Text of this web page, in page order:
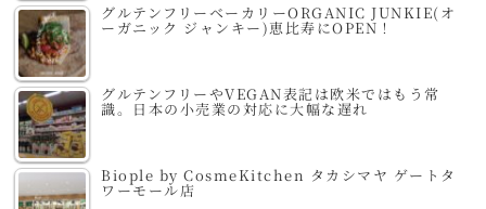
グルテンフリーベーカリーORGANIC JUNKIE(オ
ーガニック ジャンキー)恵比寿にOPEN！
グルテンフリーやVEGAN表記は欧米ではもう常
識。日本の小売業の対応に大幅な遅れ
Biople by CosmeKitchen タカシマヤ ゲートタ
ワーモール店